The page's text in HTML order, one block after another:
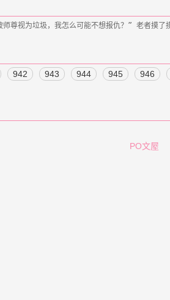
942 943 944 945 946
PO文屋